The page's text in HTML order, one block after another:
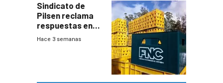
Sindicato de
Pilsen reclama
respuestas en
medio de
Hace 3 semanas